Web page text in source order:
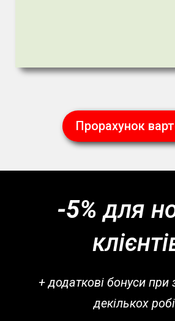
Прорахунок
-5% для
+ додаткові бонуси при
декількох